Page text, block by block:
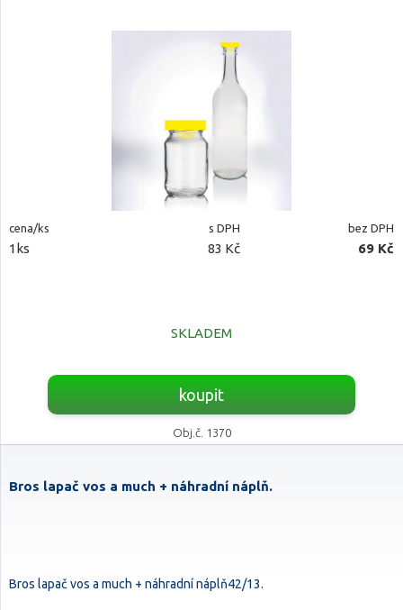
cena/ks s DPH bez DPH
1ks 83 Kč 69 Kč
SKLADEM
koupit
Obj.č. 1370
Bros lapač vos a much + náhradní náplň.
Bros lapač vos a much + náhradní náplň42/13.